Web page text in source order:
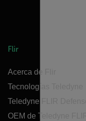
Flir
Acerca de Flir
Tecnologías Teledyne
Teledyne FLIR Defense
OEM de Teledyne FLIR